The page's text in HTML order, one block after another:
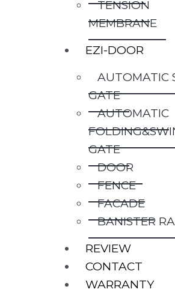
TENSION
MEMBRANE
EZI-DOOR
AUTOMATIC
GATE
AUTOMATIC
GATE
DOOR
FENCE
FACADE
BANISTER
REVIEW
CONTACT
WARRANTY